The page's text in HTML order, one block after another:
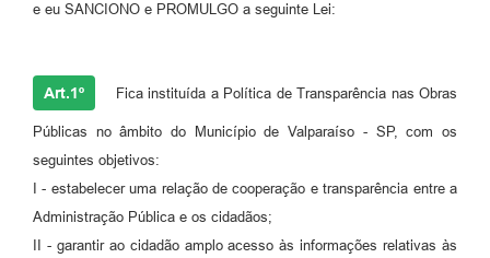
Secretarias
Contas Públicas
Serviços Online
Telefones Úteis
e eu SANCIONO e PROMULGO a seguinte Lei:
Art.1º Fica instituída a Política de Transparência nas Obras
Públicas no âmbito do Município de Valparaíso - SP, com os
seguintes objetivos:
I - estabelecer uma relação de cooperação e transparência entre a
Administração Pública e os cidadãos;
II - garantir ao cidadão amplo acesso às informações relativas às